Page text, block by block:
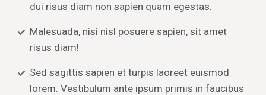
dui risus diam non sapien quam egestas.
Malesuada, nisi nisl posuere sapien, sit amet
risus diam!
Sed sagittis sapien et turpis laoreet euismod
lorem. Vestibulum ante ipsum primis in faucibus